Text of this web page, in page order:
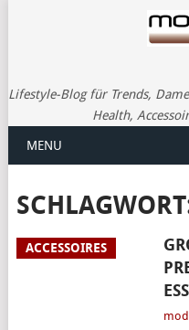
Lifestyle-Blog für Trends,
Health,
MENU
ACCESSOIRES